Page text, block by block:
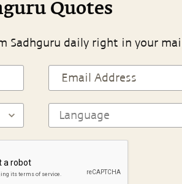
Quotes
Sadhguru daily right in your